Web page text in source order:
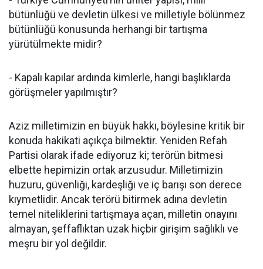
bütünlüğü ve devletin ülkesi ve milletiyle bölünmez
bütünlüğü konusunda herhangi bir tartışma
yürütülmekte midir?
- Kapalı kapılar ardında kimlerle, hangi başlıklarda
görüşmeler yapılmıştır?
Aziz milletimizin en büyük hakkı, böylesine kritik bir
konuda hakikati açıkça bilmektir. Yeniden Refah
Partisi olarak ifade ediyoruz ki; terörün bitmesi
elbette hepimizin ortak arzusudur. Milletimizin
huzuru, güvenliği, kardeşliği ve iç barışı son derece
kıymetlidir. Ancak terörü bitirmek adına devletin
temel niteliklerini tartışmaya açan, milletin onayını
almayan, şeffaflıktan uzak hiçbir girişim sağlıklı ve
meşru bir yol değildir.